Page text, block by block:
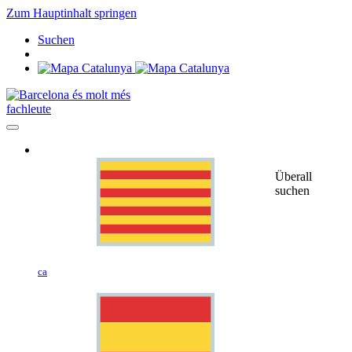
Zum Hauptinhalt springen
Suchen
fachleute
ca
Überall
suchen